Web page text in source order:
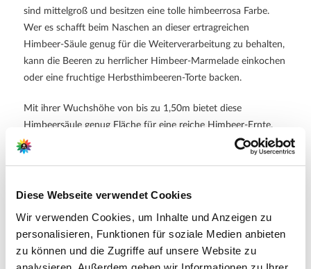
Diese Webseite verwendet Cookies
Wir verwenden Cookies, um Inhalte und Anzeigen zu
personalisieren, Funktionen für soziale Medien anbieten
zu können und die Zugriffe auf unsere Website zu
sind mittelgroß und besitzen eine tolle himbeerrosa Farbe.
Wer es schafft beim Naschen an dieser ertragreichen
Himbeer-Säule genug für die Weiterverarbeitung zu behalten,
kann die Beeren zu herrlicher Himbeer-Marmelade einkochen
oder eine fruchtige Herbsthimbeeren-Torte backen.
Mit ihrer Wuchshöhe von bis zu 1,50m bietet diese
Himbeersäule genug Fläche für eine reiche Himbeer-Ernte.
Diese Himbeere fühlt sich an einem sonnigen bis
Weitere Informationen
süßer Geschmack
reichtragend
winterhart
Wuchshöhe bis 1,50m
Standort sonnig bis halbschattig